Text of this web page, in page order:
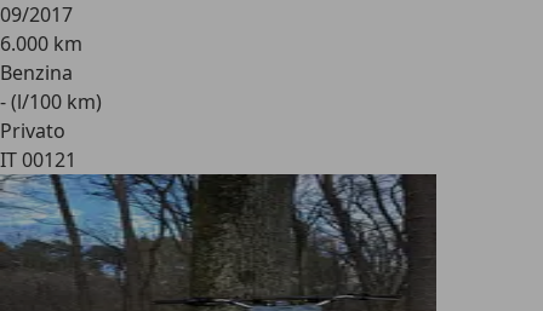
09/2017
6.000 km
Benzina
- (l/100 km)
Privato
IT 00121